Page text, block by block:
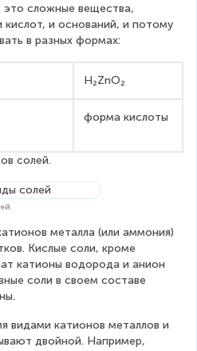
сложные вещества,
и оснований, и потому
в разных формах:
H₂ZnO₂
форма кислоты
солей.
металла (или аммония)
Кислые соли, кроме
катионы водорода и анион
соли в своем составе
видами катионов металлов и
двойной. Например,